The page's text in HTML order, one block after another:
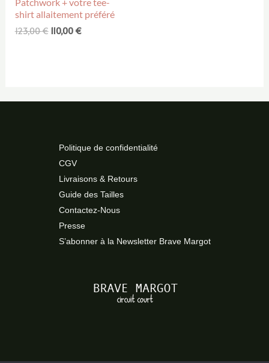
Patchwork + votre tee-
shirt allaitement préféré
123,00€ 110,00 €
Politique de confidentialité
CGV
Livraisons & Retours
Guide des Tailles
Contactez-Nous
Presse
S’abonner à la Newsletter Brave Margot